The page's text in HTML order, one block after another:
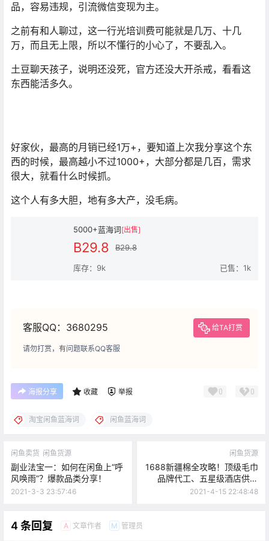
品，容易违规，引流微信变现为主。
之前有和人聊过，这一行光培训费可能就是几万、十几
万，而且无上限，所以不懂行的小心了，不要乱入。
土豆聊天孩子，说明还没死，官方还没大开杀戒，看看这
东西能活多久。
好家伙，最高的月销已经1万+，要知道上次我分享这个东
西的时候，最高越小不过1000+，大部分都是几百，需求
很大，就看什么时候抓。
这个人有多大胆，地有多大产，没毛病。
5000+蓝海词[出售]
B29.8 B29.8
库存：9k 已售：1k
客服QQ：3680295 给TA打赏
请勿打赏，有问题联系QQ客服
海报分享 收藏 举报 0 0
淘宝闲鱼蓝海词 闲鱼蓝海词
闲鱼卖货 闲鱼货源
副业法宝一：如何在闲鱼上“呼
风唤雨”？爆款品类分享！
2021-3-3 23:57:46
闲鱼货源
1688新疆棉全攻略！顶级毛巾
品牌代工、五星级酒店供货
商！这9家供货商值得拥有！
2021-4-15 22:48:48
4 条回复 A 文章作者 M 管理员